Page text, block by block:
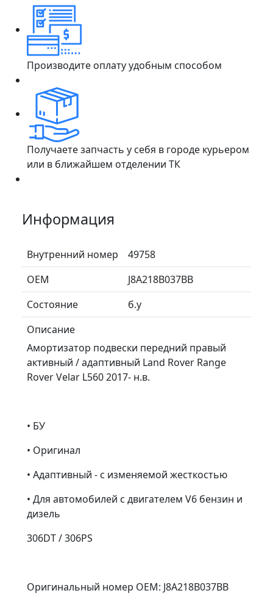
Производите оплату удобным способом
Получаете запчасть у себя в городе курьером
или в ближайшем отделении ТК
Информация
Внутренний номер
49758
ОЕМ
J8A218B037BB
Состояние
б.у
Описание
Амортизатор подвески передний правый
активный / адаптивный Land Rover Range
Rover Velar L560 2017- н.в.
• БУ
• Оригинал
• Адаптивный - с изменяемой жесткостью
• Для автомобилей с двигателем V6 бензин и
дизель
306DT / 306PS
Оригинальный номер OEM: J8A218B037BB